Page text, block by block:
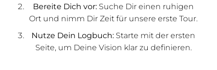
Bereite Dich vor: Suche Dir einen ruhigen
Ort und nimm Dir Zeit für unsere erste Tour.
Nutze Dein Logbuch: Starte mit der ersten
Seite, um Deine Vision klar zu definieren.